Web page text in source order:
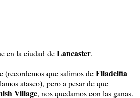
en la ciudad deLancaster.
(recordemos que salimos deFiladelfia
atasco), pero a pesar de que
Village, nos quedamos con las ganas.